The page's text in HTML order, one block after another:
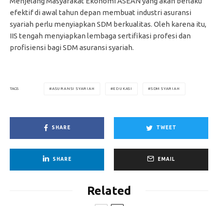
efektif di awal tahun depan membuat industri asuransi
syariah perlu menyiapkan SDM berkualitas. Oleh karena itu,
IIS tengah menyiapkan lembaga sertifikasi profesi dan
profisiensi bagi SDM asuransi syariah.
TAGS ASURANSI SYARIAH EDUKASI SDM SYARIAH
SHARE TWEET
SHARE EMAIL
Related